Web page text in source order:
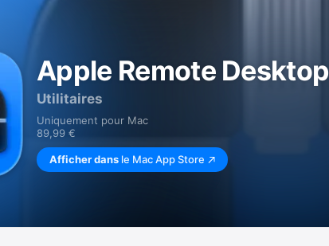
Apple Remote Desktop
Utilitaires
Uniquement pour Mac
89,99 €
Afficher dans le Mac App Store